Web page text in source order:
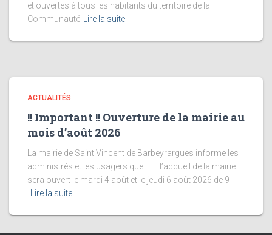
et ouvertes à tous les habitants du territoire de la
Communauté
Lire la suite
ACTUALITÉS
!! Important !! Ouverture de la mairie au
mois d’août 2026
La mairie de Saint Vincent de Barbeyrargues informe les
administrés et les usagers que : – l’accueil de la mairie
sera ouvert le mardi 4 août et le jeudi 6 août 2026 de 9
Lire la suite